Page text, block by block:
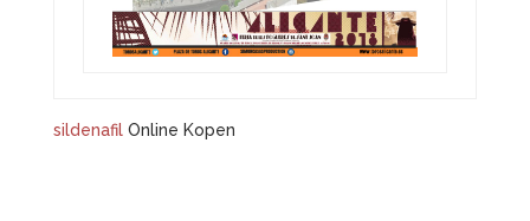
sildenafilOnline Kopen